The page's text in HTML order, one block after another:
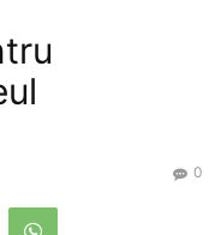
0